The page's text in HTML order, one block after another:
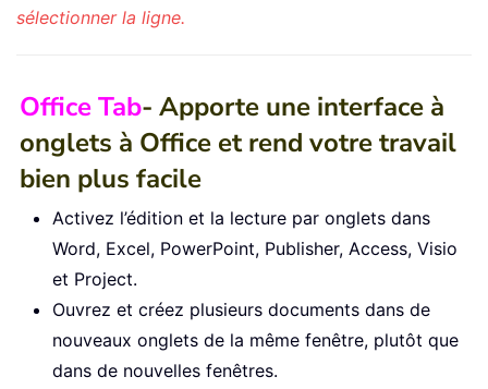
sélectionner la ligne.
Office Tab- Apporte une interface à
onglets à Office et rend votre travail
bien plus facile
Activez l’édition et la lecture par onglets dans
Word, Excel, PowerPoint, Publisher, Access, Visio
et Project.
Ouvrez et créez plusieurs documents dans de
nouveaux onglets de la même fenêtre, plutôt que
dans de nouvelles fenêtres.